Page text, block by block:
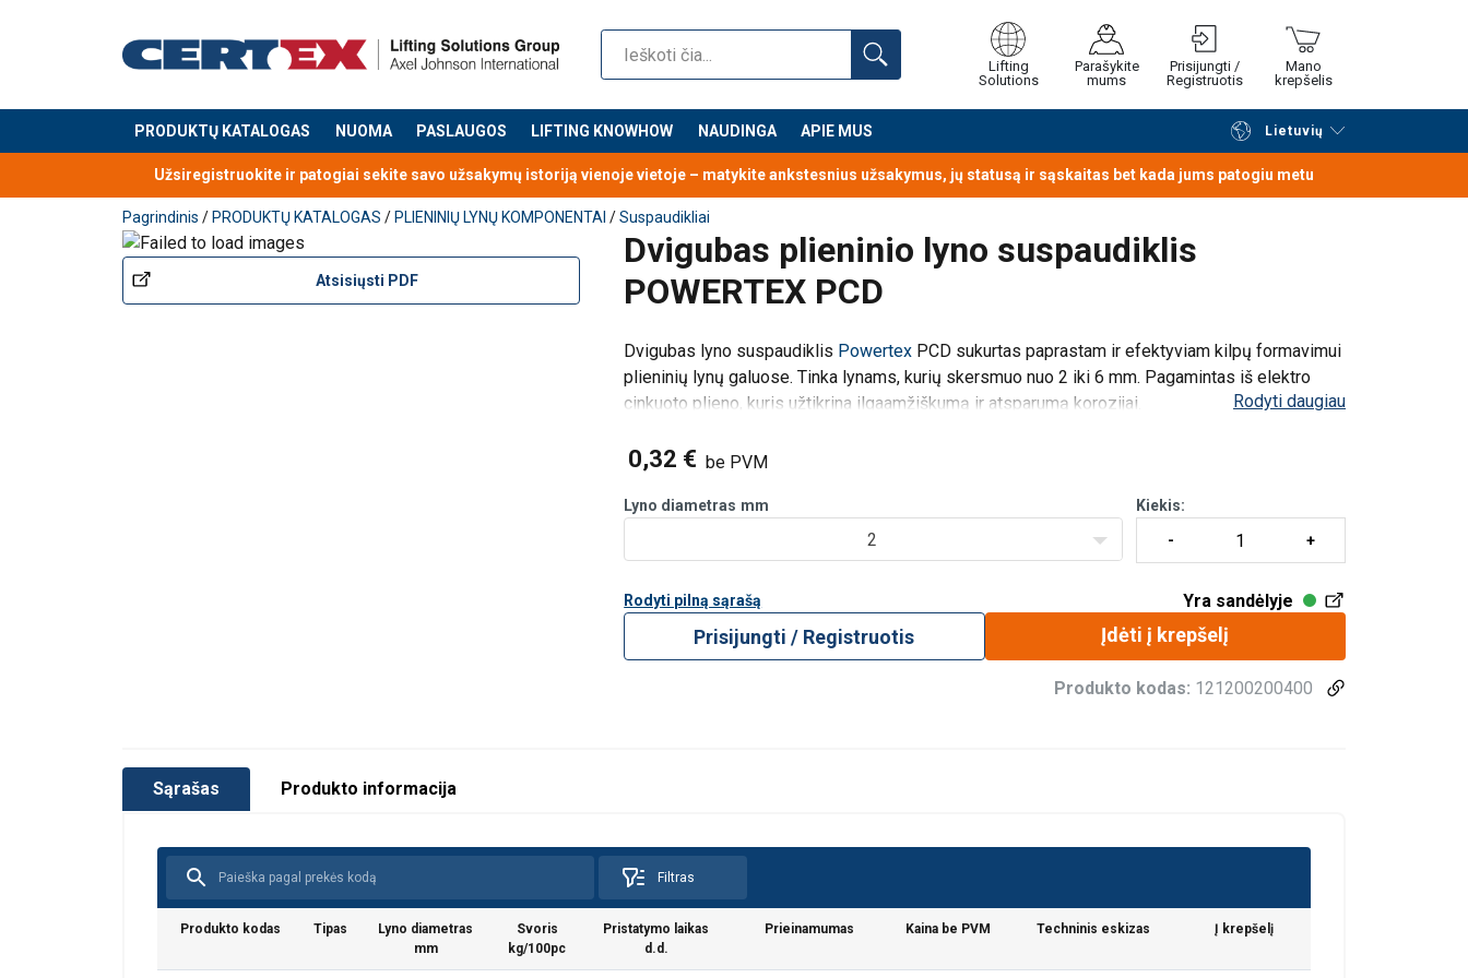
Lifting
Solutions
Parašykite
mums
Prisijungti /
Registruotis
Mano
krepšelis
PRODUKTŲ KATALOGAS NUOMA PASLAUGOS LIFTING KNOWHOW NAUDINGA APIE MUS Lietuvių
Produktas buvo pridėtas prie jūsų užklausos Tęsti naršymą Tęsti pirkimą
Užsiregistruokite ir patogiai sekite savo užsakymų istoriją vienoje vietoje – matykite ankstesnius užsakymus, jų statusą ir sąskaitas bet kada jums patogiu metu
Pagrindinis / PRODUKTŲ KATALOGAS / PLIENINIŲ LYNŲ KOMPONENTAI /Suspaudikliai
Dvigubas plieninio lyno suspaudiklis
POWERTEX PCD
Atsisiųsti PDF
Dvigubas lyno suspaudiklis Powertex PCD sukurtas paprastam ir efektyviam kilpų formavimui
plieninių lynų galuose. Tinka lynams, kurių skersmuo nuo 2 iki 6 mm. Pagamintas iš elektro
cinkuoto plieno, kuris užtikrina ilgaamžiškumą ir atsparumą korozijai.
Universalus pritaik
Rodyti daugiau
0,32 € be PVM
Lyno diametras mm
2
Kiekis:
Rodyti pilną sąrašą Yra sandėlyje
Prisijungti / Registruotis Įdėti į krepšelį
Produkto kodas: 121200200400
Sąrašas Produkto informacija
Filtras
Produkto kodas Tipas
Lyno diametras
mm
Svoris
kg/100pc
Pristatymo laikas
d.d.
Prieinamumas Kaina be PVM Techninis eskizas Į krepšelį
Produkto privalumai:
Universalus pritaikymas:
kilpos formuojamos greitai – tereikia apvynioti lyną aplink varžtus ir pritvirtinti plokštelę, ją priveržiant tinkamu raktu.